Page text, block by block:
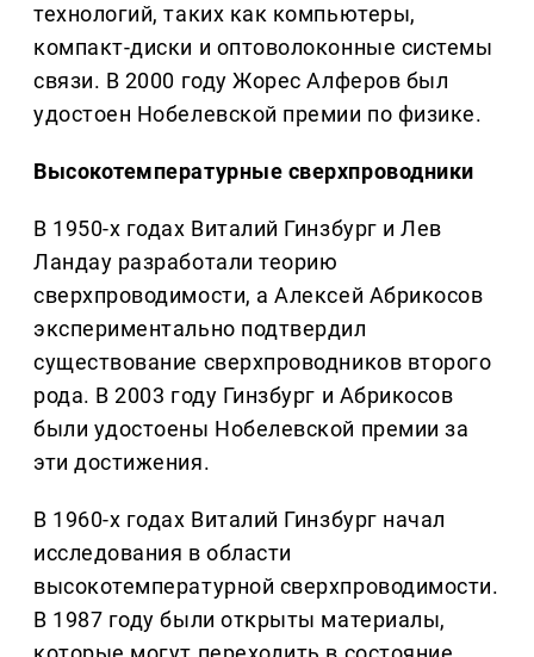
технологий, таких как компьютеры,
компакт-диски и оптоволоконные системы
связи. В 2000 году Жорес Алферов был
удостоен Нобелевской премии по физике.
Высокотемпературные сверхпроводники
В 1950-х годах Виталий Гинзбург и Лев
Ландау разработали теорию
сверхпроводимости, а Алексей Абрикосов
экспериментально подтвердил
существование сверхпроводников второго
рода. В 2003 году Гинзбург и Абрикосов
были удостоены Нобелевской премии за
эти достижения.
В 1960-х годах Виталий Гинзбург начал
исследования в области
высокотемпературной сверхпроводимости.
В 1987 году были открыты материалы,